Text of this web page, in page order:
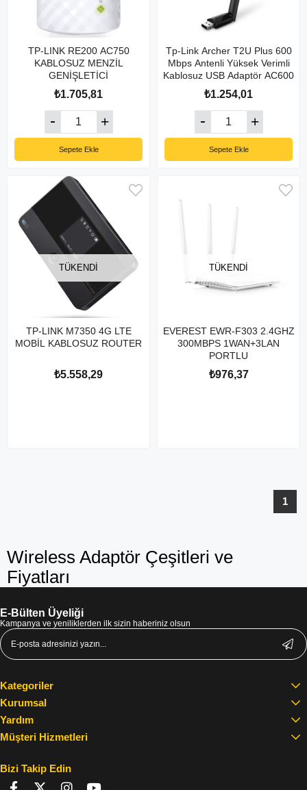
TP-LINK RE200 AC750
KABLOSUZ MENZİL
GENİŞLETİCİ
₺1.705,81
Sepete Ekle
Tp-Link Archer T2U Plus 600
Mbps Antenli Yüksek Verimli
Kablosuz USB Adaptör AC600
₺1.254,01
Sepete Ekle
TÜKENDI
TP-LINK M7350 4G LTE
MOBİL KABLOSUZ ROUTER
₺5.558,29
TÜKENDI
EVEREST EWR-F303 2.4GHZ
300MBPS 1WAN+3LAN
PORTLU
₺976,37
1
Wireless Adaptör Çeşitleri ve
Fiyatları
E-Bülten Üyeliği
Kampanya ve yeniliklerden ilk sizin haberiniz olsun
Kategoriler
Kurumsal
Yardım
Müşteri Hizmetleri
Bizi Takip Edin